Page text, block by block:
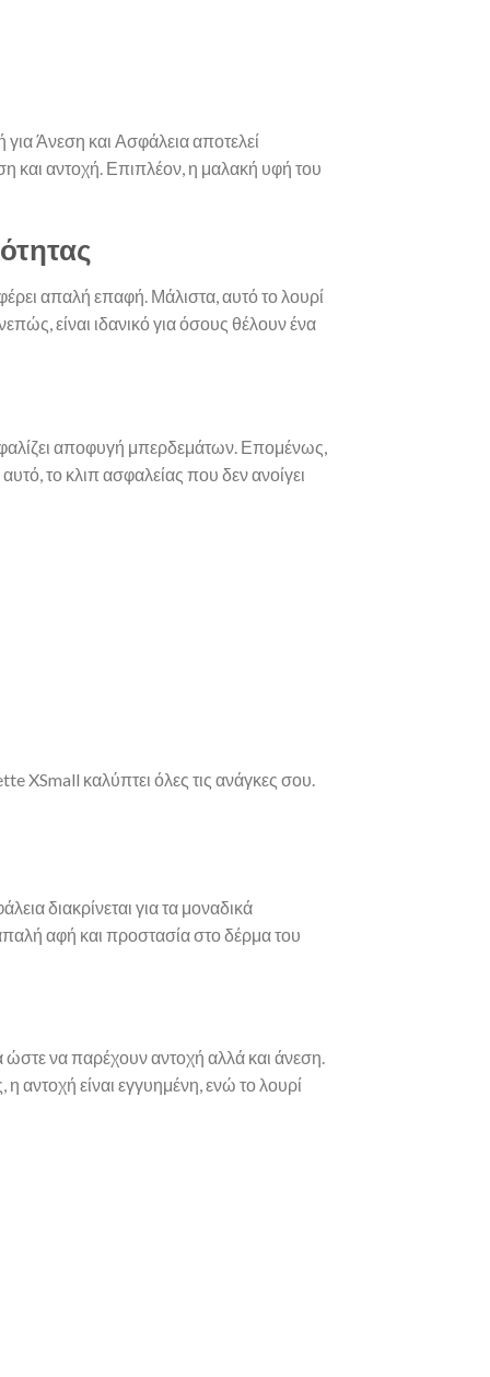
Άνεση και Ασφάλεια αποτελεί
και αντοχή. Επιπλέον, η μαλακή υφή του
απαλή επαφή. Μάλιστα, αυτό το λουρί
είναι ιδανικό για όσους θέλουν ένα
αποφυγή μπερδεμάτων. Επομένως,
το κλιπ ασφαλείας που δεν ανοίγει
XSmall καλύπτει όλες τις ανάγκες σου.
διακρίνεται για τα μοναδικά
αφή και προστασία στο δέρμα του
να παρέχουν αντοχή αλλά και άνεση.
αντοχή είναι εγγυημένη, ενώ το λουρί